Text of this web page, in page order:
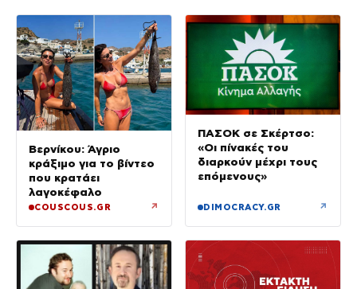
Βερνίκου: Άγριο
κράξιμο για το βίντεο
που κρατάει
λαγοκέφαλο
COUSCOUS.GR ↗
ΠΑΣΟΚ σε Σκέρτσο:
«Οι πίνακές του
διαρκούν μέχρι τους
επόμενους»
DIMOCRACY.GR ↗